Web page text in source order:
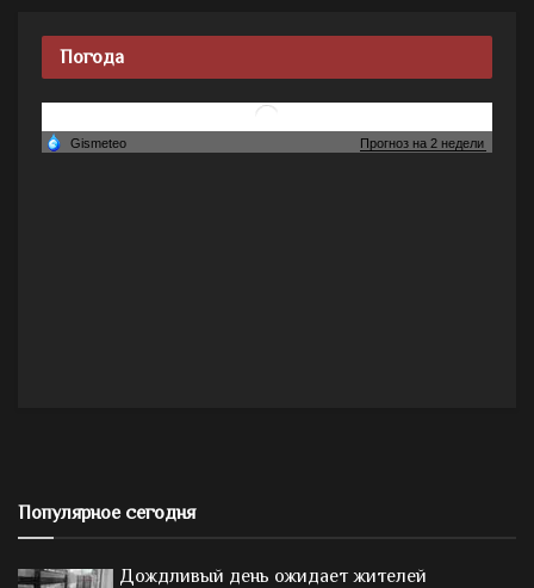
Погода
Популярное сегодня
Дождливый день ожидает жителей